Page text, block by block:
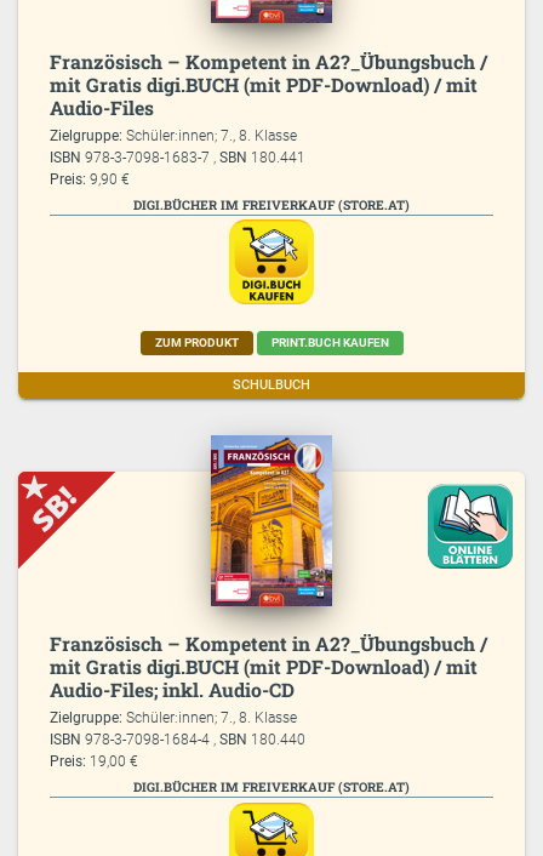
Französisch – Kompetent in A2?_Übungsbuch /
mit Gratis digi.BUCH (mit PDF-Download) / mit
Audio-Files
Zielgruppe:Schüler:innen; 7., 8. Klasse
ISBN978-3-7098-1683-7 ,SBN 180.441
Preis: 9,90 €
DIGI.BÜCHER IM FREIVERKAUF (STORE.AT)
ZUM PRODUKT PRINT.BUCH KAUFEN
SCHULBUCH
Französisch – Kompetent in A2?_Übungsbuch /
mit Gratis digi.BUCH (mit PDF-Download) / mit
Audio-Files; inkl. Audio-CD
Zielgruppe:Schüler:innen; 7., 8. Klasse
ISBN978-3-7098-1684-4 ,SBN 180.440
Preis: 19,00 €
DIGI.BÜCHER IM FREIVERKAUF (STORE.AT)